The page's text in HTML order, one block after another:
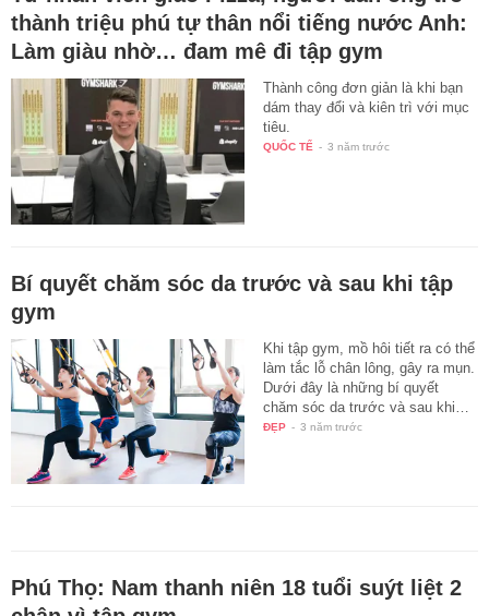
thành triệu phú tự thân nổi tiếng nước Anh:
Làm giàu nhờ… đam mê đi tập gym
Thành công đơn giản là khi bạn
dám thay đổi và kiên trì với mục
tiêu.
QUỐC TẾ - 3 năm trước
Bí quyết chăm sóc da trước và sau khi tập
gym
Khi tập gym, mồ hôi tiết ra có thể
làm tắc lỗ chân lông, gây ra mụn.
Dưới đây là những bí quyết
chăm sóc da trước và sau khi…
ĐẸP - 3 năm trước
Phú Thọ: Nam thanh niên 18 tuổi suýt liệt 2